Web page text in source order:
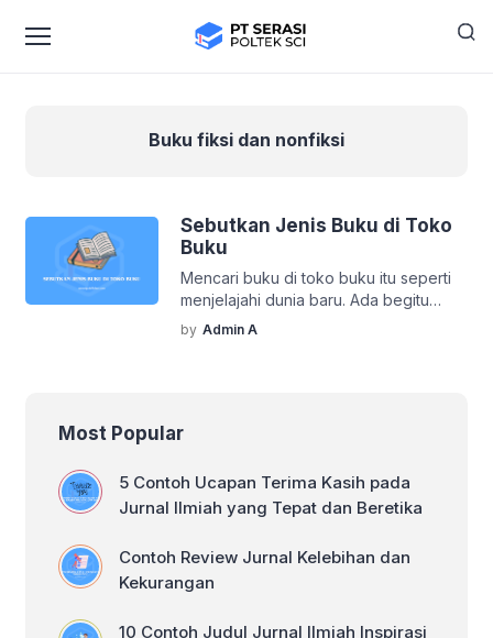
Buku fiksi dan nonfiksi
Sebutkan Jenis Buku di Toko
Buku
Mencari buku di toko buku itu seperti
menjelajahi dunia baru. Ada begitu
banyak jenis buku yang bisa ditemukan
di rak-rak yang tertata rapi. Mulai dari
buku yang biasanya ada di toko buku,
terbaik untuk kebutuhanmu. Jenis-
Jenis Buku […]
by Admin A
Most Popular
5 Contoh Ucapan Terima Kasih pada
Jurnal Ilmiah yang Tepat dan Beretika
Contoh Review Jurnal Kelebihan dan
Kekurangan
10 Contoh Judul Jurnal Ilmiah Inspirasi